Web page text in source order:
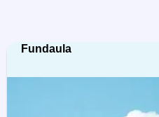
Fundaula